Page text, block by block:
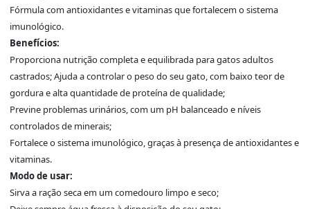
Fórmula com antioxidantes e vitaminas que fortalecem o sistema
imunológico.
Benefícios:
Proporciona nutrição completa e equilibrada para gatos adultos
castrados; Ajuda a controlar o peso do seu gato, com baixo teor de
gordura e alta quantidade de proteína de qualidade;
Previne problemas urinários, com um pH balanceado e níveis
controlados de minerais;
Fortalece o sistema imunológico, graças à presença de antioxidantes e
vitaminas.
Modo de usar:
Sirva a ração seca em um comedouro limpo e seco;